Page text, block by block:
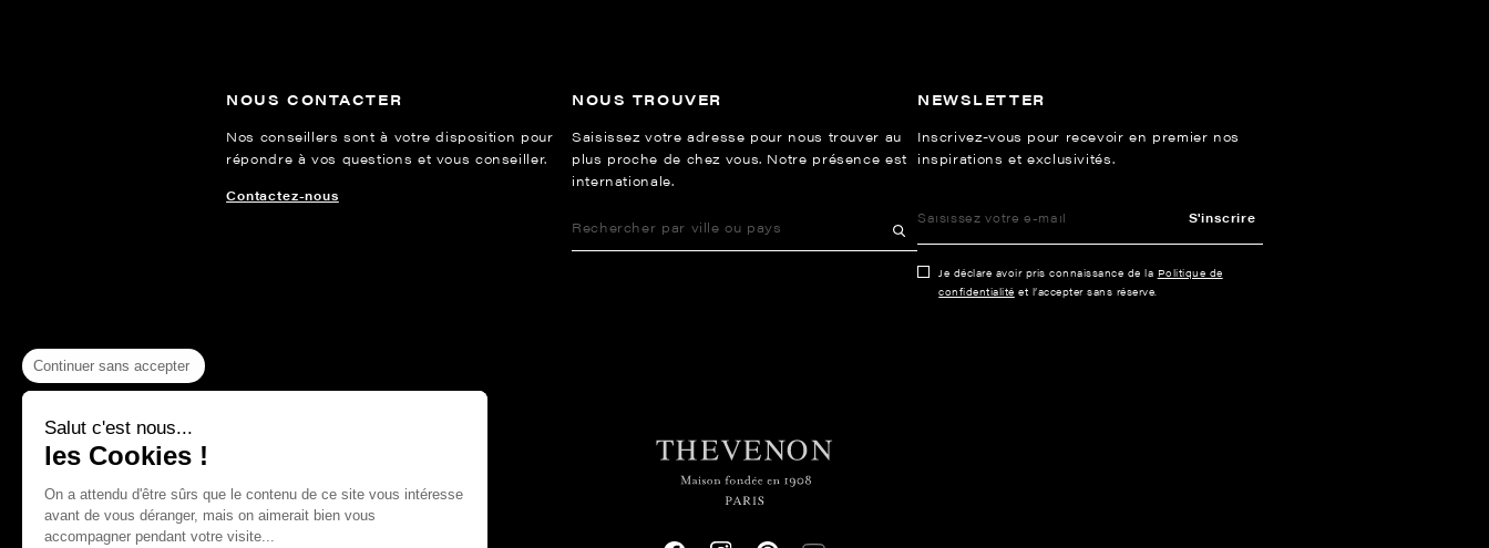
NOUS CONTACTER
Nos conseillers sont à votre disposition pour
répondre à vos questions et vous conseiller.
Contactez-nous
NOUS TROUVER
Saisissez votre adresse pour nous trouver au
plus proche de chez vous. Notre présence est
internationale.
NEWSLETTER
Inscrivez-vous pour recevoir en premier nos
inspirations et exclusivités.
S'inscrire
Je déclare avoir pris connaissance de la Politique de
confidentialité et l’accepter sans réserve.
Continuer sans accepter
Salut c'est nous...
les Cookies !
On a attendu d'être sûrs que le contenu de ce site vous intéresse
avant de vous déranger, mais on aimerait bien vous
accompagner pendant votre visite...